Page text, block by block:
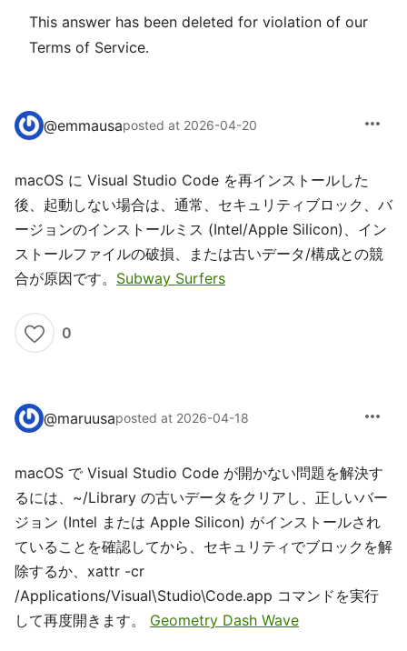
This answer has been deleted for violation of our
Terms of Service.
@emmausaposted at 2026-04-20 more_horiz
macOS に Visual Studio Code を再インストールした
後、起動しない場合は、通常、セキュリティブロック、バ
ージョンのインストールミス (Intel/Apple Silicon)、イン
ストールファイルの破損、または古いデータ/構成との競
合が原因です。 Subway Surfers
0
@maruusaposted at 2026-04-18 more_horiz
macOS で Visual Studio Code が開かない問題を解決す
るには、~/Library の古いデータをクリアし、正しいバー
ジョン (Intel または Apple Silicon) がインストールされ
ていることを確認してから、セキュリティでブロックを解
除するか、xattr -cr
/Applications/Visual\Studio\Code.app コマンドを実行
して再度開きます。 Geometry Dash Wave